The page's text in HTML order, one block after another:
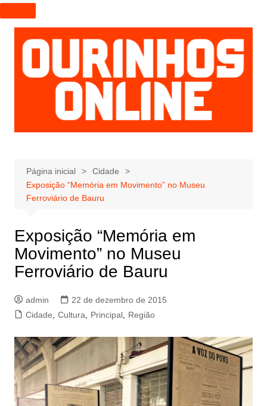
I
r
p
a
r
a
e
ú
d
Página inicial
Cidade
Exposição “Memória em Movimento” no Museu
Ferroviário de Bauru
Exposição “Memória em
Movimento” no Museu
Ferroviário de Bauru
admin
22 de dezembro de 2015
Cidade
Cultura Principal, Região